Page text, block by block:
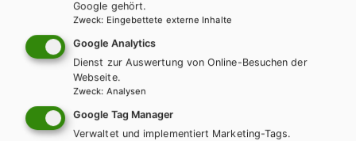
Schulbuchreihe
Google gehört.
Zweck: Eingebettete externe Inhalte
Google Analytics
Dienst zur Auswertung von Online-Besuchen der
Webseite.
Zweck: Analysen
Google Tag Manager
Verwaltet und implementiert Marketing-Tags.